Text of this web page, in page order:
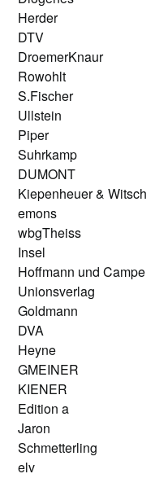
Herder
DTV
DroemerKnaur
Rowohlt
S.Fischer
Ullstein
Piper
Suhrkamp
DUMONT
Kiepenheuer & Witsch
emons
wbgTheiss
Insel
Hoffmann und Campe
Unionsverlag
Goldmann
DVA
Heyne
GMEINER
KIENER
Edition a
Jaron
Schmetterling
elv